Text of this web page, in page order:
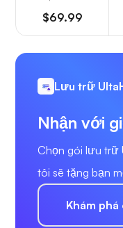
$69.99
Lưu trữ
Nhận với
Chọn gói lưu trữ
tôi sẽ tặng bạn
Khám